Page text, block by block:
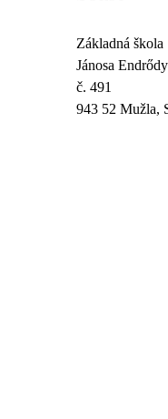
Základná škola
Jánosa
č. 491
943 52 Mužla,